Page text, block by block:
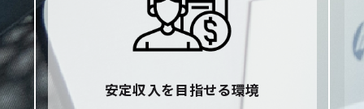
安定収入を目指せる環境